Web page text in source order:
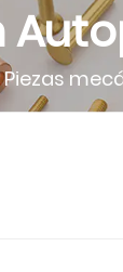
Piezas